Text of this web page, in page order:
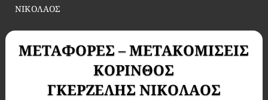
ΝΙΚΟΛΑΟΣ
ΜΕΤΑΦΟΡΕΣ – ΜΕΤΑΚΟΜΙΣΕΙΣ
ΚΟΡΙΝΘΟΣ
ΓΚΕΡΖΕΛΗΣ ΝΙΚΟΛΑΟΣ